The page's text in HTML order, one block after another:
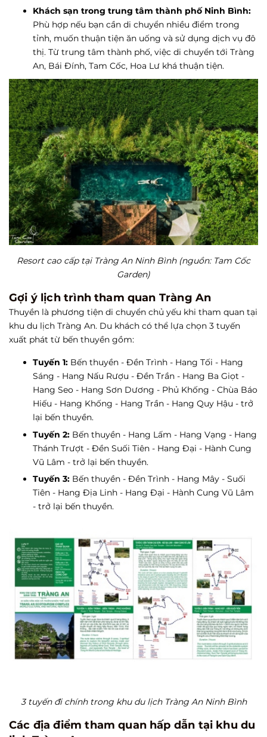
Khách sạn trong trung tâm thành phố Ninh Bình:
Phù hợp nếu bạn cần di chuyển nhiều điểm trong
tỉnh, muốn thuận tiện ăn uống và sử dụng dịch vụ đô
thị. Từ trung tâm thành phố, việc di chuyển tới Tràng
An, Bái Đính, Tam Cốc, Hoa Lư khá thuận tiện.
Resort cao cấp tại Tràng An Ninh Bình (nguồn: Tam Cốc
Garden)
Gợi ý lịch trình tham quan Tràng An
Thuyền là phương tiện di chuyển chủ yếu khi tham quan tại
khu du lịch Tràng An. Du khách có thể lựa chọn 3 tuyến
xuất phát từ bến thuyền gồm:
Tuyến 1: Bến thuyền - Đền Trình - Hang Tối - Hang
Sáng - Hang Nấu Rượu - Đền Trần - Hang Ba Giọt -
Hang Seo - Hang Sơn Dương - Phủ Khống - Chùa Báo
Hiếu - Hang Khống - Hang Trần - Hang Quy Hậu - trở
lại bến thuyền.
Tuyến 2: Bến thuyền - Hang Lấm - Hang Vạng - Hang
Thánh Trượt - Đền Suối Tiên - Hang Đại - Hành Cung
Vũ Lâm - trở lại bến thuyền.
Tuyến 3: Bến thuyền - Đền Trình - Hang Mây - Suối
Tiên - Hang Địa Linh - Hang Đại - Hành Cung Vũ Lâm
- trở lại bến thuyền.
3 tuyến đi chính trong khu du lịch Tràng An Ninh Bình
Các địa điểm tham quan hấp dẫn tại khu du